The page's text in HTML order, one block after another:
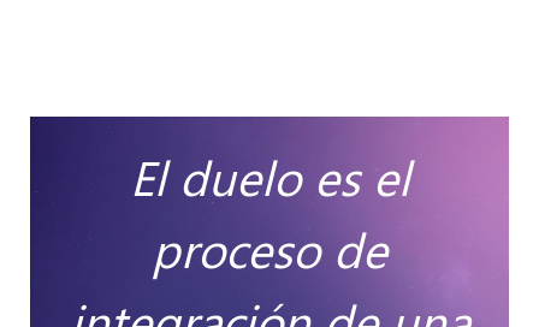
El duelo es el
proceso de